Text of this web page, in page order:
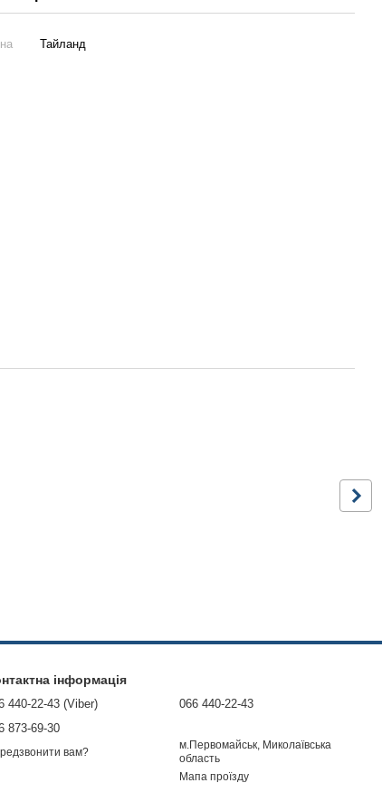
Тайланд
інформація
440-22-43 (Viber)
873-69-30
вам?
066 440-22-43
м.Первомайськ, Миколаївська
область
Мапа проїзду